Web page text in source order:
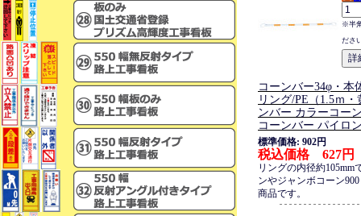
※半
ださ
コーンバー34φ・本
リング/PE（1.5ｍ
ンバー カラーコー
コーンバー パイロ
標準価格: 902円
税込価格 627円
リングの内径約105mm
ンやジャンボコーン
商品です。